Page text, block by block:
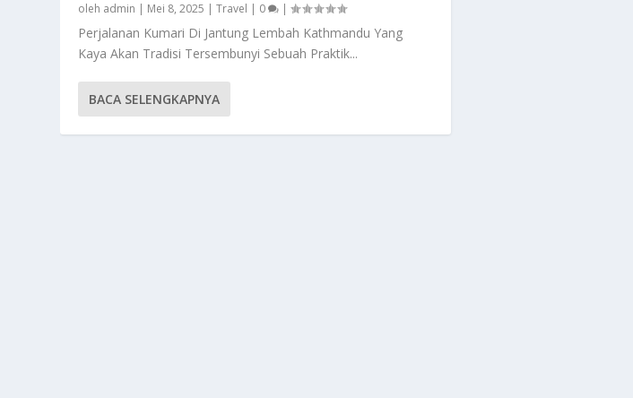
oleh admin | Mei 8, 2025 |Travel | 0 |
Perjalanan Kumari Di Jantung Lembah Kathmandu Yang
Kaya Akan Tradisi Tersembunyi Sebuah Praktik...
BACA SELENGKAPNYA